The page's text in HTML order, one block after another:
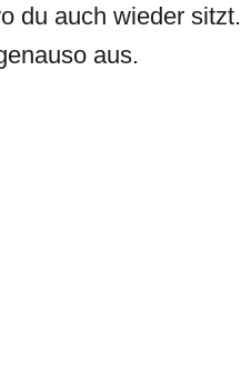
du auch wieder sitzt.
aus.